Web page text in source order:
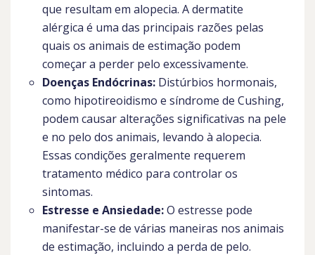
que resultam em alopecia. A dermatite
alérgica é uma das principais razões pelas
quais os animais de estimação podem
começar a perder pelo excessivamente.
Doenças Endócrinas: Distúrbios hormonais,
como hipotireoidismo e síndrome de Cushing,
podem causar alterações significativas na pele
e no pelo dos animais, levando à alopecia.
Essas condições geralmente requerem
tratamento médico para controlar os
sintomas.
Estresse e Ansiedade:O estresse pode
manifestar-se de várias maneiras nos animais
de estimação, incluindo a perda de pelo.